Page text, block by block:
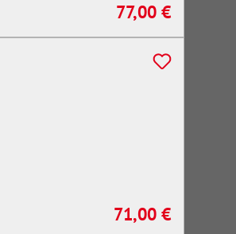
Regulärer Preis:
77,00 €
Regulärer Preis:
71,00 €